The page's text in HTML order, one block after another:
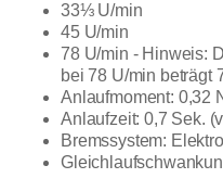
33⅓ U/min
45 U/min
78 U/min - Hinweis:
bei 78 U/min beträgt
Anlaufmoment: 0,32
Anlaufzeit: 0,7 Sek.
Bremssystem: